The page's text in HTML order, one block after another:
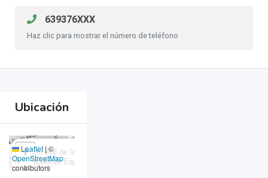
639376XXX
Haz clic para mostrar el número de teléfono
Ubicación
Camí Ral de la Mercè, 495, 08302 Mataró,
Barcelona, España,Masajes Barcelona
+
−
Leaflet |©
OpenStreetMap
contributors